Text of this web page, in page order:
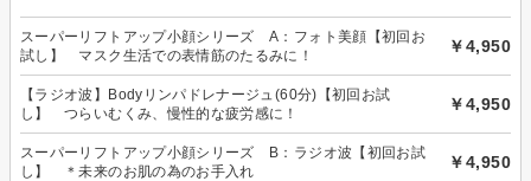
スーパーリフトアップ小顔シリーズ A：フォト美顔【初回お
試し】 マスク生活での表情筋のたるみに！
￥4,950
【ラジオ波】Bodyリンパドレナージュ(60分)【初回お試
し】 つらいむくみ、慢性的な疲労感に！
￥4,950
スーパーリフトアップ小顔シリーズ B：ラジオ波【初回お試
し】 ＊未来のお肌の為のお手入れ
￥4,950